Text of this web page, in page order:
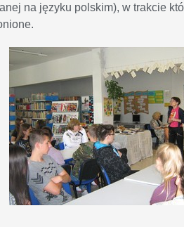
na języku polskim), w trakcie